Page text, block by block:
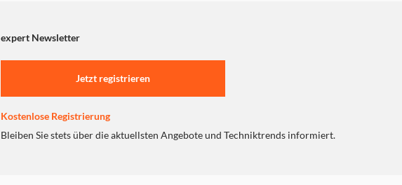
expert Newsletter
Jetzt registrieren
Kostenlose Registrierung
Bleiben Sie stets über die aktuellsten Angebote und Techniktrends informiert.